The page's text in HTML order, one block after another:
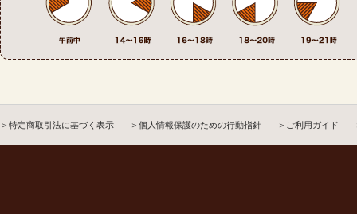
＞特定商取引法に基づく表示 ＞個人情報保護のための行動指針 ＞ご利用ガイド